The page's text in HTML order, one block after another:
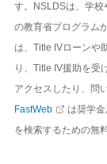
す。NSLDSは、学校
の教育省プログラム
は、Title IVローンや
り、Title IV援助を受
アクセスしたり、問
FastWeb
は奨学
を検索するための無